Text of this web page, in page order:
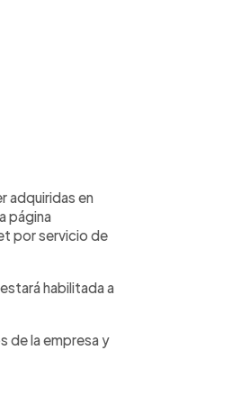
adquiridas en
página
por servicio de
habilitada a
de la empresa y